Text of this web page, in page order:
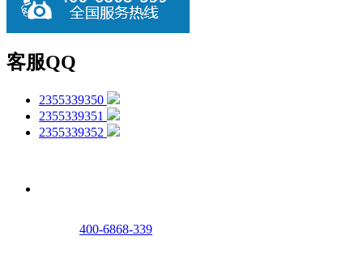
客服QQ
2355339350
2355339351
2355339352
400-6868-339